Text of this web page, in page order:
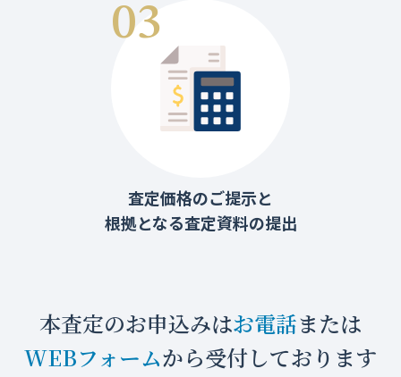
査定価格のご提示と
根拠となる査定資料の提出
本査定のお申込みはお電話または
WEBフォームから受付しております